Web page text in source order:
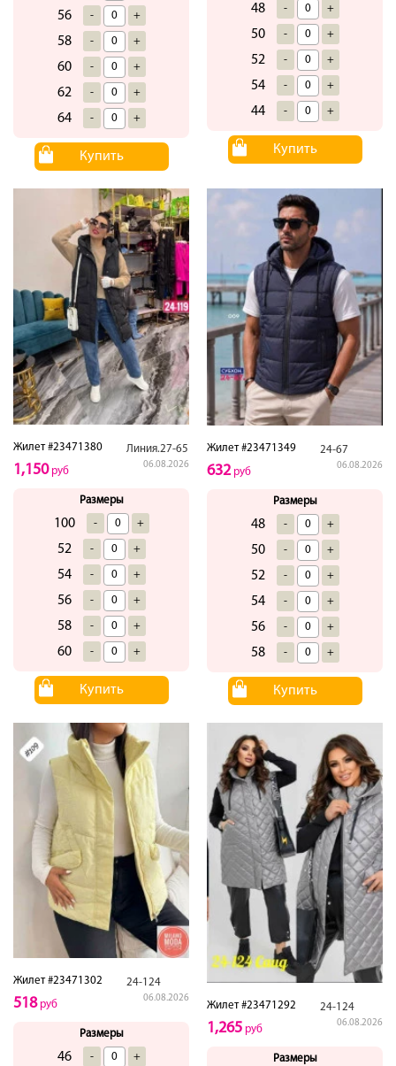
56 - +
58 - +
60 - +
62 - +
64 - +
Купить
48 - +
50 - +
52 - +
54 - +
44 - +
Купить
Жилет #23471380 Линия.27-65
06.08.2026
1,150руб
Размеры
100 - +
52 - +
54 - +
56 - +
58 - +
60 - +
Купить
Жилет #23471349 24-67
06.08.2026
632руб
Размеры
48 - +
50 - +
52 - +
54 - +
56 - +
58 - +
Купить
Жилет #23471302 24-124
06.08.2026
518руб
Размеры
46 - +
Жилет #23471292 24-124
06.08.2026
1,265 руб
Размеры